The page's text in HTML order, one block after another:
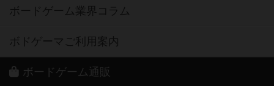
ボードゲーム業界コラム
ボドゲーマご利用案内
ボードゲーム通販